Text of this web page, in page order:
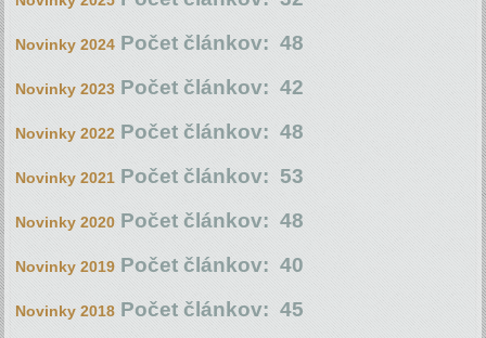
Novinky 2024 Počet článkov: 48
Novinky 2023 Počet článkov: 42
Novinky 2022 Počet článkov: 48
Novinky 2021 Počet článkov: 53
Novinky 2020 Počet článkov: 48
Novinky 2019 Počet článkov: 40
Novinky 2018 Počet článkov: 45